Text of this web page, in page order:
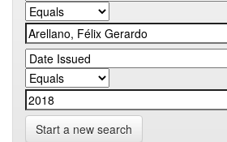
Start a new search